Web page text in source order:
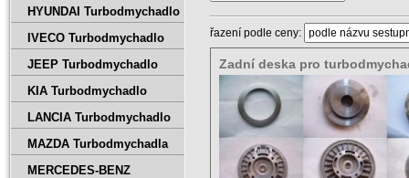
řazení podle ceny:
Zadní deska pro
Renault Scenic II 1.5 dCi
5439 988 0027 76KW
HYUNDAI Turbodmychadlo
IVECO Turbodmychadlo
JEEP Turbodmychadlo
KIA Turbodmychadlo
LANCIA Turbodmychadlo
MAZDA Turbodmychadla
MERCEDES-BENZ